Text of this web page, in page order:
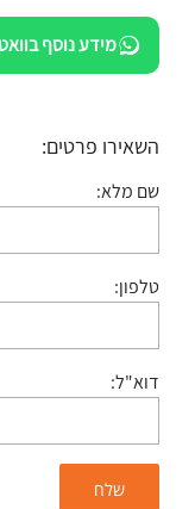
מידע נוסף
השאירו פרטים:
שם מלא:
טלפון:
דוא"ל: